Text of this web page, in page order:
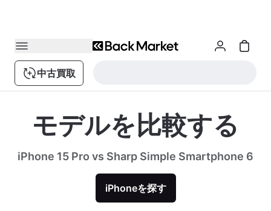
中古買取
モデルを比較する
iPhone 15 Pro vs Sharp Simple Smartphone 6
iPhoneを探す